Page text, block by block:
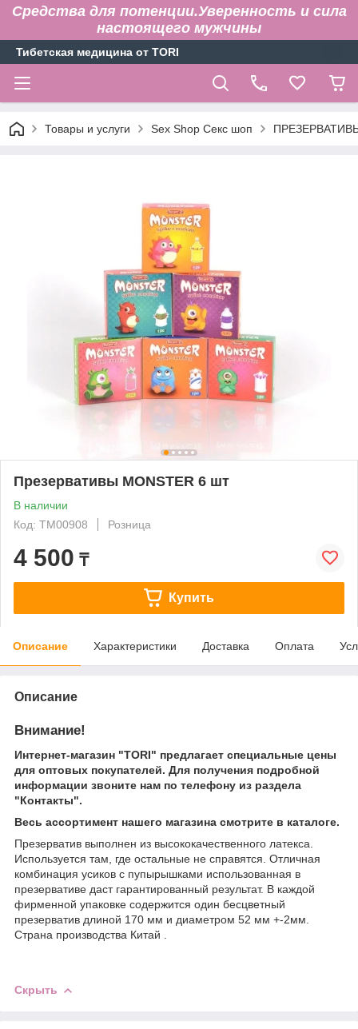
Средства для потенции.Уверенность и сила
настоящего мужчины
Тибетская медицина от TORI
Товары и услуги Sex Shop Секс шоп
Презервативы MONSTER 6 шт
В наличии
Код: ТМ00908
Розница
4 500 ₸
Купить
Описание Характеристики Доставка Оплата
Описание
Внимание!
Интернет-магазин "TORI" предлагает специальные цены
для оптовых покупателей. Для получения подробной
информации звоните нам по телефону из раздела
"Контакты".
Весь ассортимент нашего магазина смотрите в каталоге.
Презерватив выполнен из высококачественного латекса.
Используется там, где остальные не справятся. Отличная
комбинация усиков с пупырышками использованная в
презервативе даст гарантированный результат. В каждой
фирменной упаковке содержится один бесцветный
презерватив длиной 170 мм и диаметром 52 мм +-2мм.
Страна производства Китай .
Скрыть